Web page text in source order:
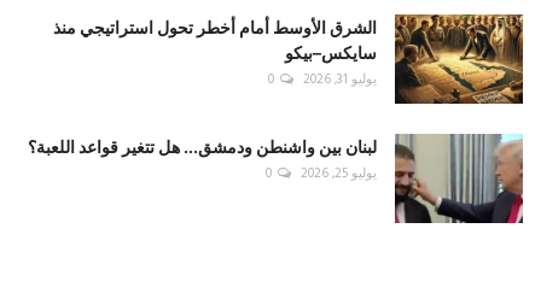
الشرق الأوسط أمام أخطر تحول استراتيجي منذ
سايكس–بيكو
يوليو 31, 2026 0
لبنان بين واشنطن ودمشق... هل تتغير قواعد اللعبة؟
يوليو 25, 2026 0